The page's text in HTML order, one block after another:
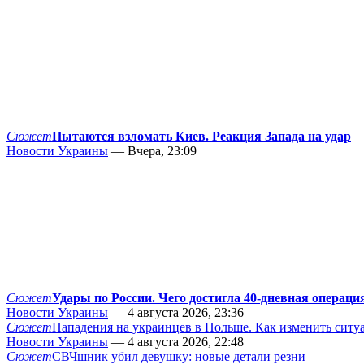
СюжетПытаются взломать Киев. Реакция Запада на удар
Новости Украины — Вчера, 23:09
СюжетУдары по России. Чего достигла 40-дневная
Новости Украины — 4 августа 2026, 23:36
СюжетНападения на украинцев в Польше. Как изменить
Новости Украины — 4 августа 2026, 22:48
СюжетСВЧшник убил девушку: новые детали резни